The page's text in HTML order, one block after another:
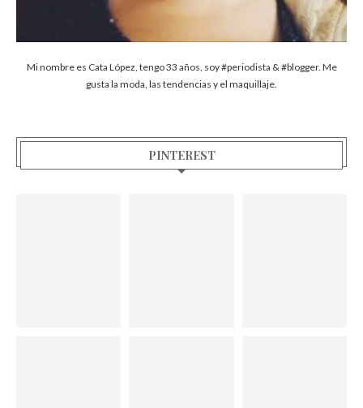
Mi nombre es Cata López, tengo 33 años, soy #periodista & #blogger. Me
gusta la moda, las tendencias y el maquillaje.
PINTEREST